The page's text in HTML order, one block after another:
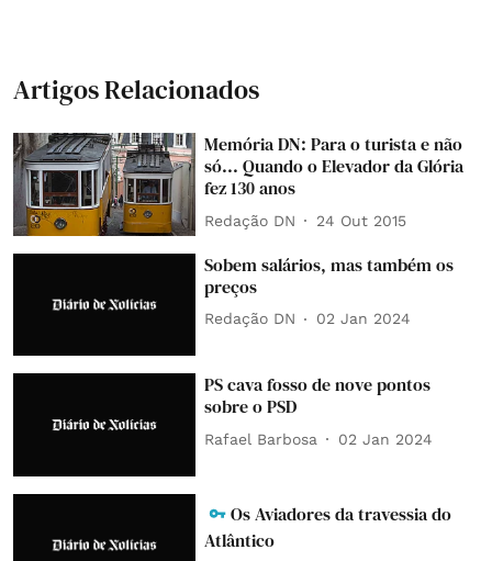
Artigos Relacionados
Memória DN: Para o turista e não
só... Quando o Elevador da Glória
fez 130 anos
Redação DN 24 Out 2015
Sobem salários, mas também os
preços
Redação DN 02 Jan 2024
PS cava fosso de nove pontos
sobre o PSD
Rafael Barbosa 02 Jan 2024
Os Aviadores da travessia do
Atlântico